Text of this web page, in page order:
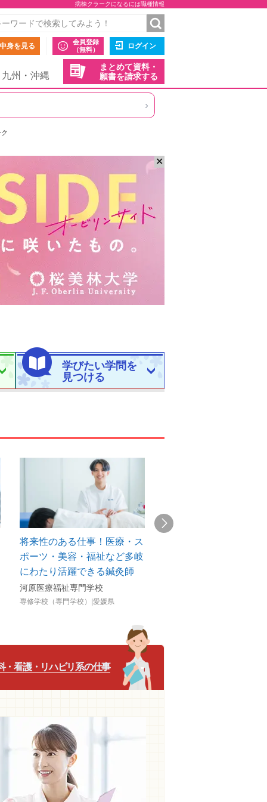
病棟クラークになるには職種情報
身を見る
会員登録
（無料）
ログイン
まとめて資料・
願書を請求する
九州・沖縄
›
✕
学びたい学問を
見つける
将来性のある仕事！医療・ス
ポーツ・美容・福祉など多岐
にわたり活躍できる鍼灸師
河原医療福祉専門学校
専修学校（専門学校）|愛媛県
・看護・リハビリ系の仕事